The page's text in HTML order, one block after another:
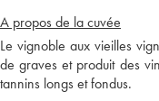
A propos de la cuvée
Le vignoble aux vieilles
de graves et produit des
tannins longs et fondus.